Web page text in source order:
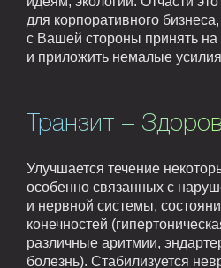
для корпоративного
с Вашей стороны принять на
и приложить немалые
Транзит –
Улучшается течение
особенно связанных с
и нервной системы,
конечностей
различные аритмии,
болезнь). Стабилизуется